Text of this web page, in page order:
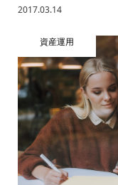
2017.03.14
資産運用